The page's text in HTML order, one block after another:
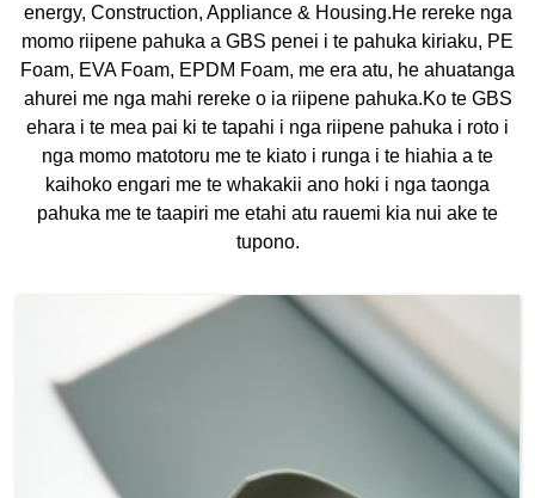
energy, Construction, Appliance & Housing.He rereke nga
momo riipene pahuka a GBS penei i te pahuka kiriaku, PE
Foam, EVA Foam, EPDM Foam, me era atu, he ahuatanga
ahurei me nga mahi rereke o ia riipene pahuka.Ko te GBS
ehara i te mea pai ki te tapahi i nga riipene pahuka i roto i
nga momo matotoru me te kiato i runga i te hiahia a te
kaihoko engari me te whakakii ano hoki i nga taonga
pahuka me te taapiri me etahi atu rauemi kia nui ake te
tupono.